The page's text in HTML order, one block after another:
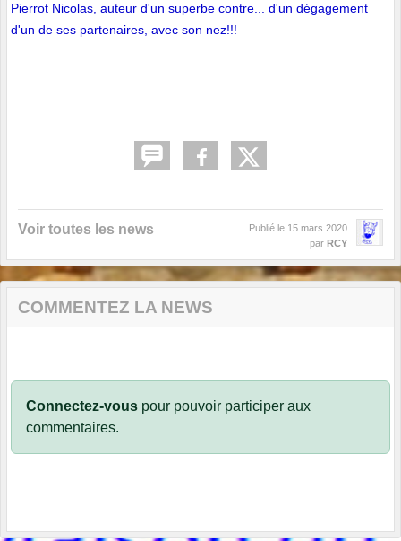
Pierrot Nicolas, auteur d'un superbe contre... d'un dégagement
d'un de ses partenaires, avec son nez!!!
Voir toutes les news Publié le 15 mars 2020
par RCY
COMMENTEZ LA NEWS
Connectez-vous pour pouvoir participer aux
commentaires.